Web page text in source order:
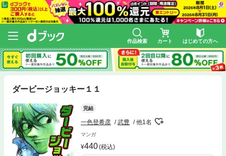
作品検索 カート はじめての方へ
ダービージョッキー１１
完結
一色登希彦 武豊 他1名
マンガ
440(税込)